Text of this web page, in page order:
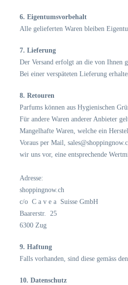
6. Eigentumsvorbehalt
Alle gelieferten Waren bleiben
7. Lieferung
Der Versand erfolgt an die von Ihnen
Bei einer verspäteten Lieferung
8. Retouren
Parfums können aus Hygienischen
Für andere Waren anderer Anbieter
Mangelhafte Waren, welche ein
Voraus per Mail,
wir uns vor, eine entsprechende
Adresse:
shoppingnow.ch
c/o C a v e a Suisse GmbH
Baarerstr. 25
6300 Zug
9. Haftung
Falls vorhanden, sind diese gemäss
10. Datenschutz